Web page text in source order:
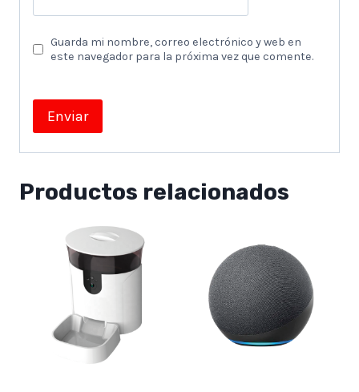
Guarda mi nombre, correo electrónico y web en
este navegador para la próxima vez que comente.
Productos relacionados